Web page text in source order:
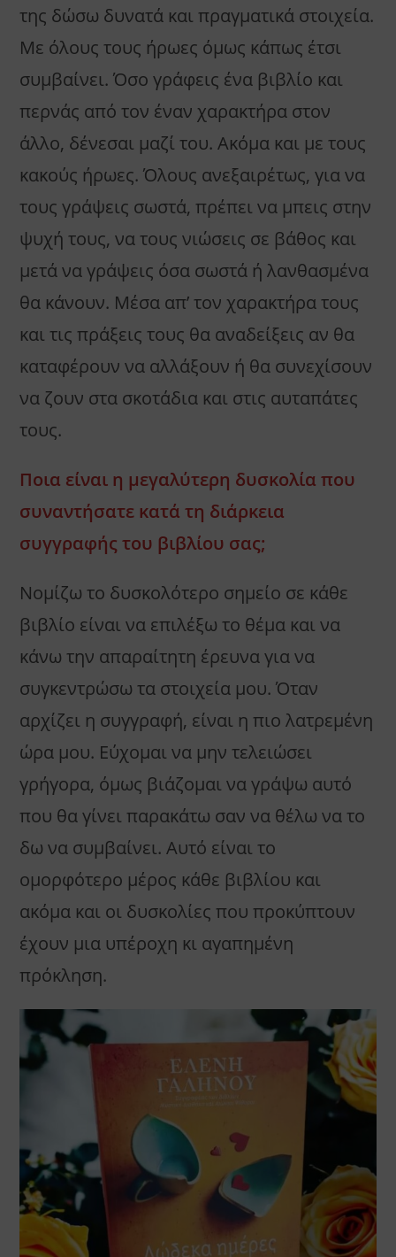
της δώσω δυνατά και πραγματικά στοιχεία.
Με όλους τους ήρωες όμως κάπως έτσι
συμβαίνει. Όσο γράφεις ένα βιβλίο και
περνάς από τον έναν χαρακτήρα στον
άλλο, δένεσαι μαζί του. Ακόμα και με τους
κακούς ήρωες. Όλους ανεξαιρέτως, για να
τους γράψεις σωστά, πρέπει να μπεις στην
ψυχή τους, να τους νιώσεις σε βάθος και
μετά να γράψεις όσα σωστά ή λανθασμένα
θα κάνουν. Μέσα απ’ τον χαρακτήρα τους
και τις πράξεις τους θα αναδείξεις αν θα
καταφέρουν να αλλάξουν ή θα συνεχίσουν
να ζουν στα σκοτάδια και στις αυταπάτες
τους.
Ποια είναι η μεγαλύτερη δυσκολία που
συναντήσατε κατά τη διάρκεια
συγγραφής του βιβλίου σας;
Νομίζω το δυσκολότερο σημείο σε κάθε
βιβλίο είναι να επιλέξω το θέμα και να
κάνω την απαραίτητη έρευνα για να
συγκεντρώσω τα στοιχεία μου. Όταν
αρχίζει η συγγραφή, είναι η πιο λατρεμένη
ώρα μου. Εύχομαι να μην τελειώσει
γρήγορα, όμως βιάζομαι να γράψω αυτό
που θα γίνει παρακάτω σαν να θέλω να το
δω να συμβαίνει. Αυτό είναι το
ομορφότερο μέρος κάθε βιβλίου και
ακόμα και οι δυσκολίες που προκύπτουν
έχουν μια υπέροχη κι αγαπημένη
πρόκληση.